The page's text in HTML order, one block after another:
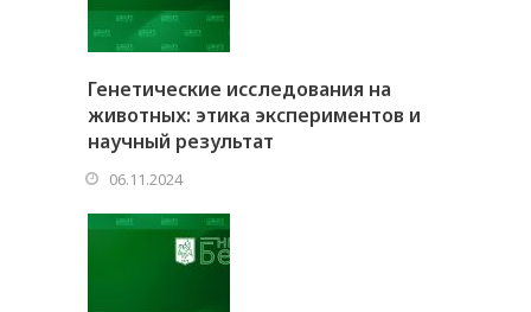
Генетические исследования на
животных: этика экспериментов и
научный результат
06.11.2024